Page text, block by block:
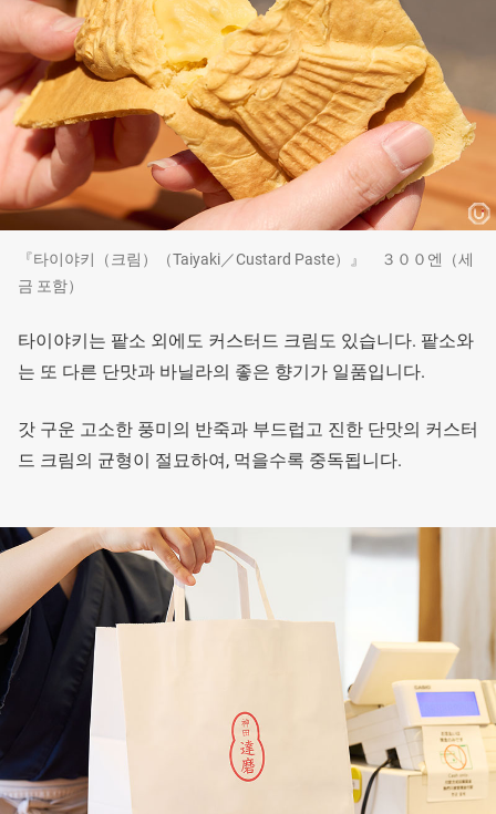
『타이야키（크림）（Taiyaki／Custard Paste）』 ３００엔（세
금 포함）
타이야키는 팥소 외에도 커스터드 크림도 있습니다. 팥소와
는 또 다른 단맛과 바닐라의 좋은 향기가 일품입니다.
갓 구운 고소한 풍미의 반죽과 부드럽고 진한 단맛의 커스터
드 크림의 균형이 절묘하여, 먹을수록 중독됩니다.